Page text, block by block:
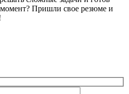
Пришли свое резюме и